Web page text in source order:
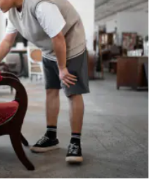
taryba
5 proc. tarifą
nekilnojamajam
savininkus imtis